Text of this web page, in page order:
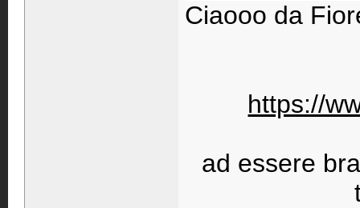
Ciaooo da
https://
ad essere